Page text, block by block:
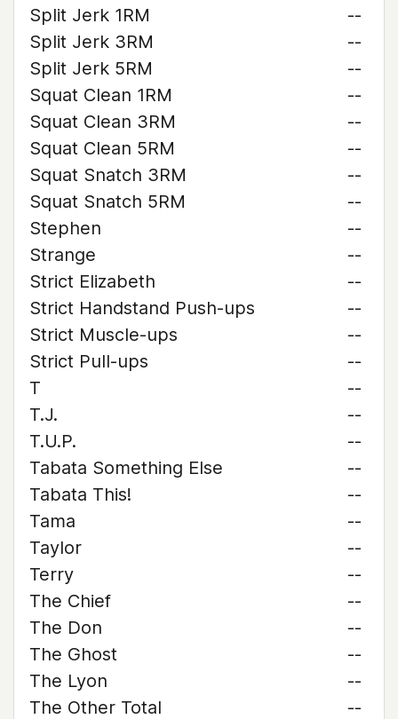
Split Jerk 1RM
--
Split Jerk 3RM
--
Split Jerk 5RM
--
Squat Clean 1RM
--
Squat Clean 3RM
--
Squat Clean 5RM
--
Squat Snatch 3RM
--
Squat Snatch 5RM
--
Stephen
--
Strange
--
Strict Elizabeth
--
Strict Handstand Push-ups
--
Strict Muscle-ups
--
Strict Pull-ups
--
T
--
T.J.
--
T.U.P.
--
Tabata Something Else
--
Tabata This!
--
Tama
--
Taylor
--
Terry
--
The Chief
--
The Don
--
The Ghost
--
The Lyon
--
The Other Total
--